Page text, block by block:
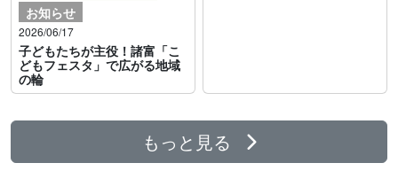
お知らせ
2026/06/17
子どもたちが主役！諸富「こ
どもフェスタ」で広がる地域
の輪
もっと見る